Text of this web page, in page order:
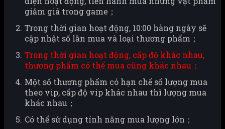
giảm giá trong game；
Trong thời gian hoạt động, 10:00 hàng ngày sẽ
cập nhật số lần mua và loại thương phẩm；
Trong thời gian hoạt động, cấp độ khác nhau,
thương phẩm có thể mua cũng khác nhau；
Một số thương phẩm có hạn chế số lượng mua
theo vip, cấp độ vip khác nhau thì lượng mua
khác nhau；
Có thể sử dụng tính năng mua lượng lớn；